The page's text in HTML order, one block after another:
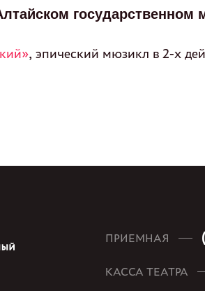
государственном
, эпический мюзикл в 2-х
ПРИЕМНАЯ
КАССА ТЕАТРА